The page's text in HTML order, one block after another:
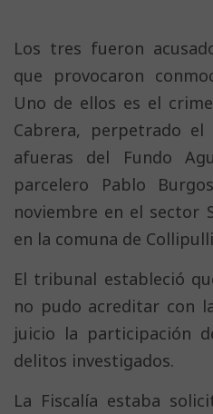
Los tres fueron
que provocaron
Uno de ellos es el
Cabrera, perpetrado
afueras del Fundo
parcelero Pablo
noviembre en el sector
en la comuna de
El tribunal estableció
no pudo acreditar con
juicio la participación
delitos investigados.
La Fiscalía estaba